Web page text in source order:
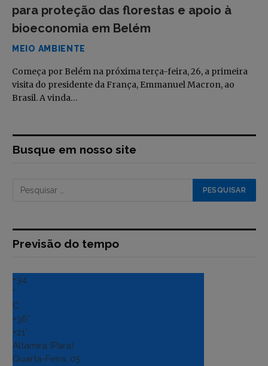
para proteção das florestas e apoio à
bioeconomia em Belém
MEIO AMBIENTE
Começa por Belém na próxima terça-feira, 26, a primeira
visita do presidente da França, Emmanuel Macron, ao
Brasil. A vinda…
Busque em nosso site
Previsão do tempo
+34
°
C
+36°
+21°
Altamira (Para)
Quarta-Feira, 05